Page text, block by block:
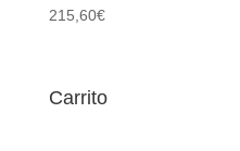
215,60€
Carrito